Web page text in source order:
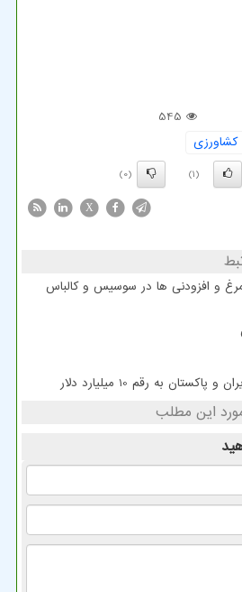
545
كشاورزی
(1)
(0)
X
مرغ و افزودنی ها در سوسیس و کالباس
به رقم 10 میلیارد دلار
این مطلب